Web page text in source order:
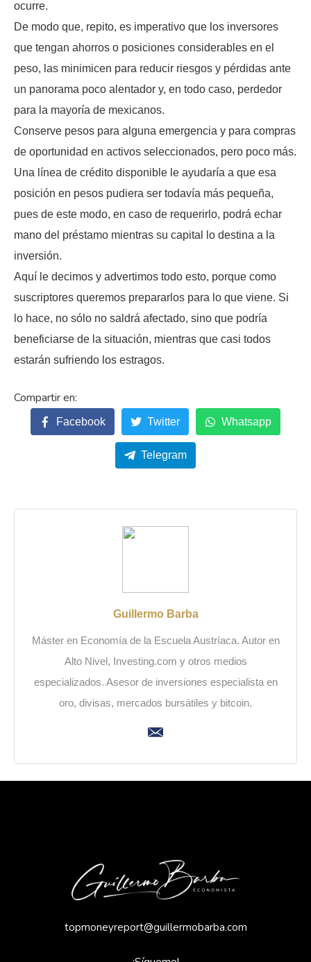
ocurre.
De modo que, repito, es imperativo que los inversores
que tengan ahorros o posiciones considerables en el
peso, las minimicen para reducir riesgos y pérdidas ante
un panorama poco alentador y, en todo caso, perdedor
para la mayoría de mexicanos.
Conserve pesos para alguna emergencia y para compras
de oportunidad en activos seleccionados, pero poco más.
Una línea de crédito disponible le ayudaría a que esa
posición en pesos pudiera ser todavía más pequeña,
pues de este modo, en caso de requerirlo, podrá echar
mano del préstamo mientras su capital lo destina a la
inversión.
Aquí le decimos y advertimos todo esto, porque como
suscriptores queremos prepararlos para lo que viene. Si
lo hace, no sólo no saldrá afectado, sino que podría
beneficiarse de la situación, mientras que casi todos
estarán sufriendo los estragos.
Facebook Twitter Whatsapp
Telegram
Guillermo Barba
Máster en Economía de la Escuela Austríaca. Autor en
Alto Nivel, Investing.com y otros medios
especializados. Asesor de inversiones especialista en
oro, divisas, mercados bursátiles y bitcoin.
topmoneyreport@guillermobarba.com